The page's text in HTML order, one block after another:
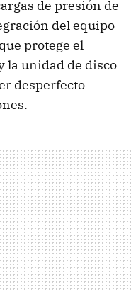
de presión de
del equipo
protege el
la unidad de disco
desperfecto